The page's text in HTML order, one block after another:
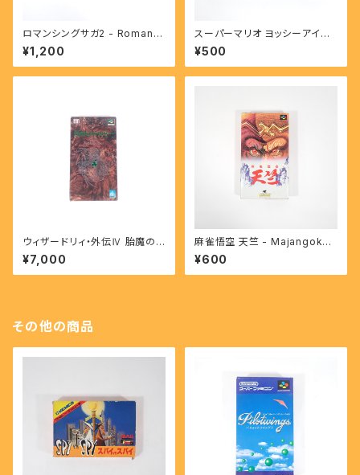
ロマンシングサガ2 - Romanci
ng Sa・Ga 2 【SFC】
¥1,200
スーパーマリオ ヨッシーアイラ
ンド - SUPER MARIO YOSS
Y ISLAND 【SFC】
¥500
ウィザードリィ・外伝Ⅳ 胎魔の
鼓動 - Wizardry Throb of th
e Demon's heart 【SFC】
¥7,000
麻雀悟空 天竺 - Majangoku
Tenjiku 【SFC】
¥600
その他の商品